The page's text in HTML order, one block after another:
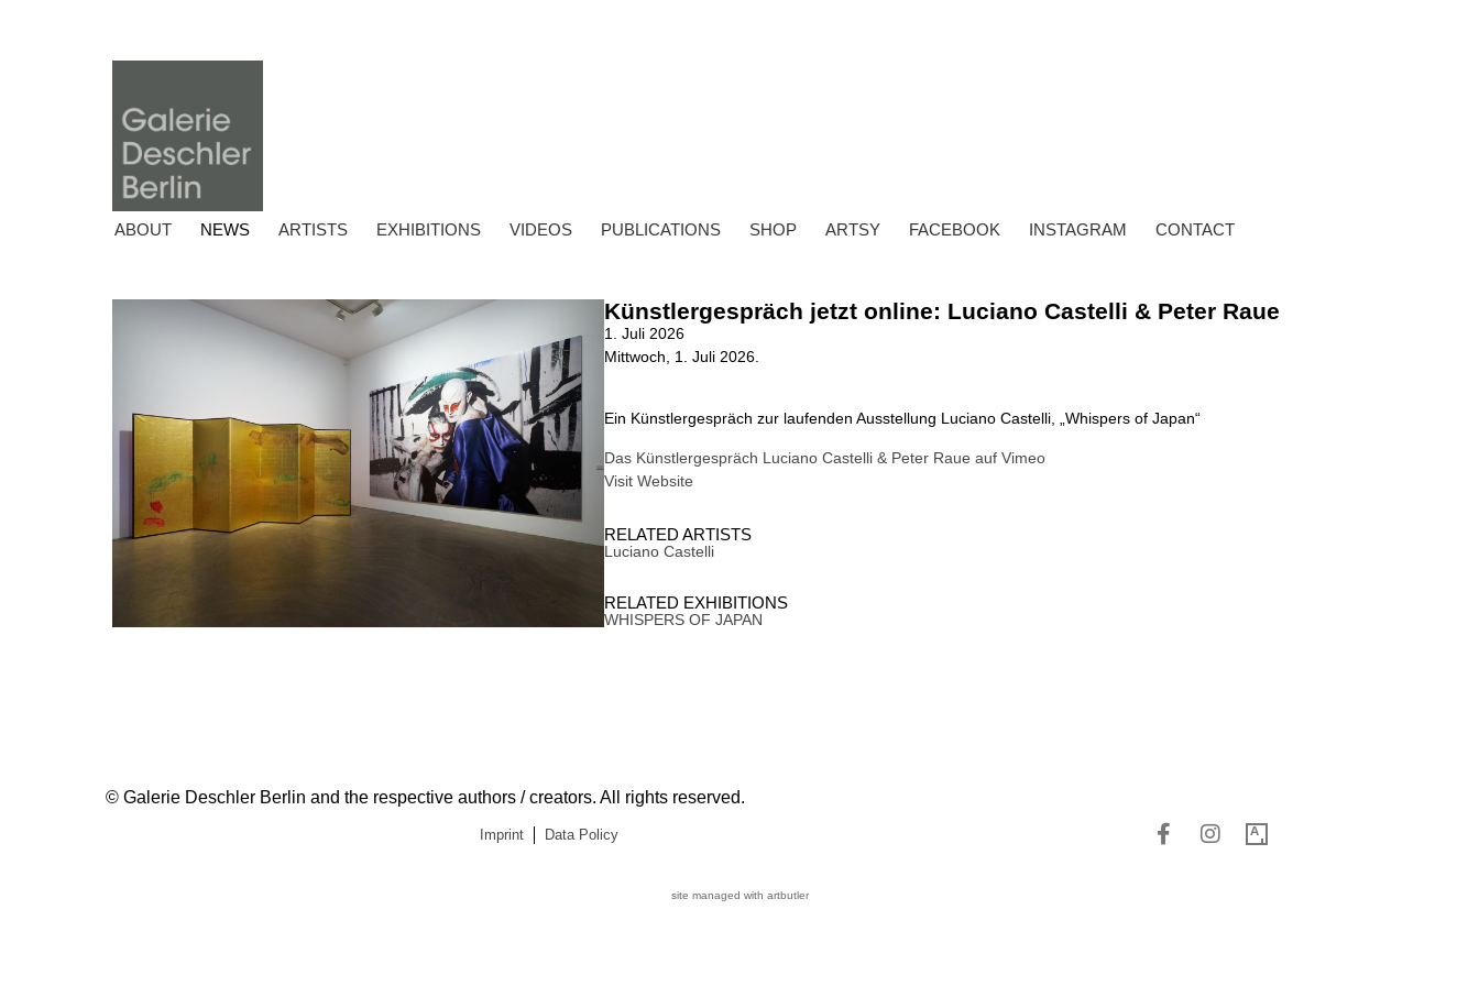
ABOUT NEWS ARTISTS EXHIBITIONS VIDEOS PUBLICATIONS SHOP ARTSY FACEBOOK INSTAGRAM CONTACT
Künstlergespräch jetzt online: Luciano Castelli & Peter Raue
1. Juli 2026
Mittwoch, 1. Juli 2026.
Ein Künstlergespräch zur laufenden Ausstellung Luciano Castelli, „Whispers of Japan“
Das Künstlergespräch Luciano Castelli & Peter Raue auf Vimeo
Visit Website
RELATED ARTISTS
Luciano Castelli
RELATED EXHIBITIONS
WHISPERS OF JAPAN
© Galerie Deschler Berlin and the respective authors / creators. All rights reserved.
Imprint Data Policy
site managed with artbutler